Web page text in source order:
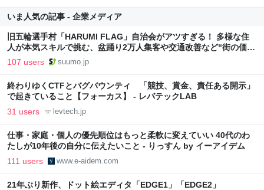
いま人気の記事 - 企業メディア
旧五輪選手村「HARUMI FLAG」自治会がアツすぎる！ 多様な住
人が本気スキルで挑む、盆踊り2万人集客や交通改善など“街の価値
向上”戦略 東京・中央区
107 users suumo.jp
終わりゆくCTFとバグバウンティ 「競技、賞金、責任ある開示」
で起きていること【フォーカス】 - レバテックLAB
31 users levtech.jp
仕事・家庭・個人の優先順位はもっと柔軟に変えていい 40代のわ
たしが10年後の自分に伝えたいこと - りっすん by イーアイデム
111 users www.e-aidem.com
21年ぶり新作、ドット絵エディタ「EDGE1」「EDGE2」